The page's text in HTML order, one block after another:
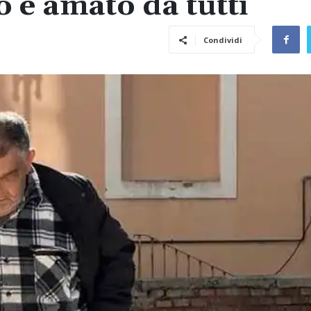
Condividi